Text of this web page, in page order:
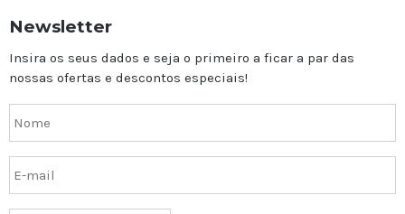
Newsletter
Insira os seus dados e seja o primeiro a ficar a par das
nossas ofertas e descontos especiais!